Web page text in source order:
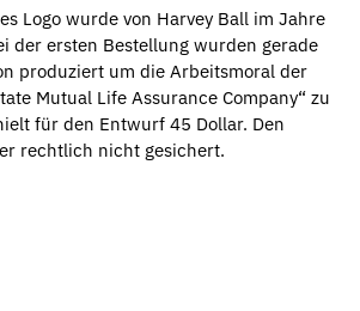
Logo wurde von Harvey Ball im Jahre
der ersten Bestellung wurden gerade
produziert um die Arbeitsmoral der
Mutual Life Assurance Company“ zu
für den Entwurf 45 Dollar. Den
rechtlich nicht gesichert.